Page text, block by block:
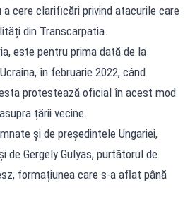
cere clarificări privind atacurile care
din Transcarpatia.
este pentru prima dată de la
în februarie 2022, când
protestează oficial în acest mod
țării vecine.
și de președintele Ungariei,
de Gergely Gulyas, purtătorul de
formațiunea care s-a aflat până